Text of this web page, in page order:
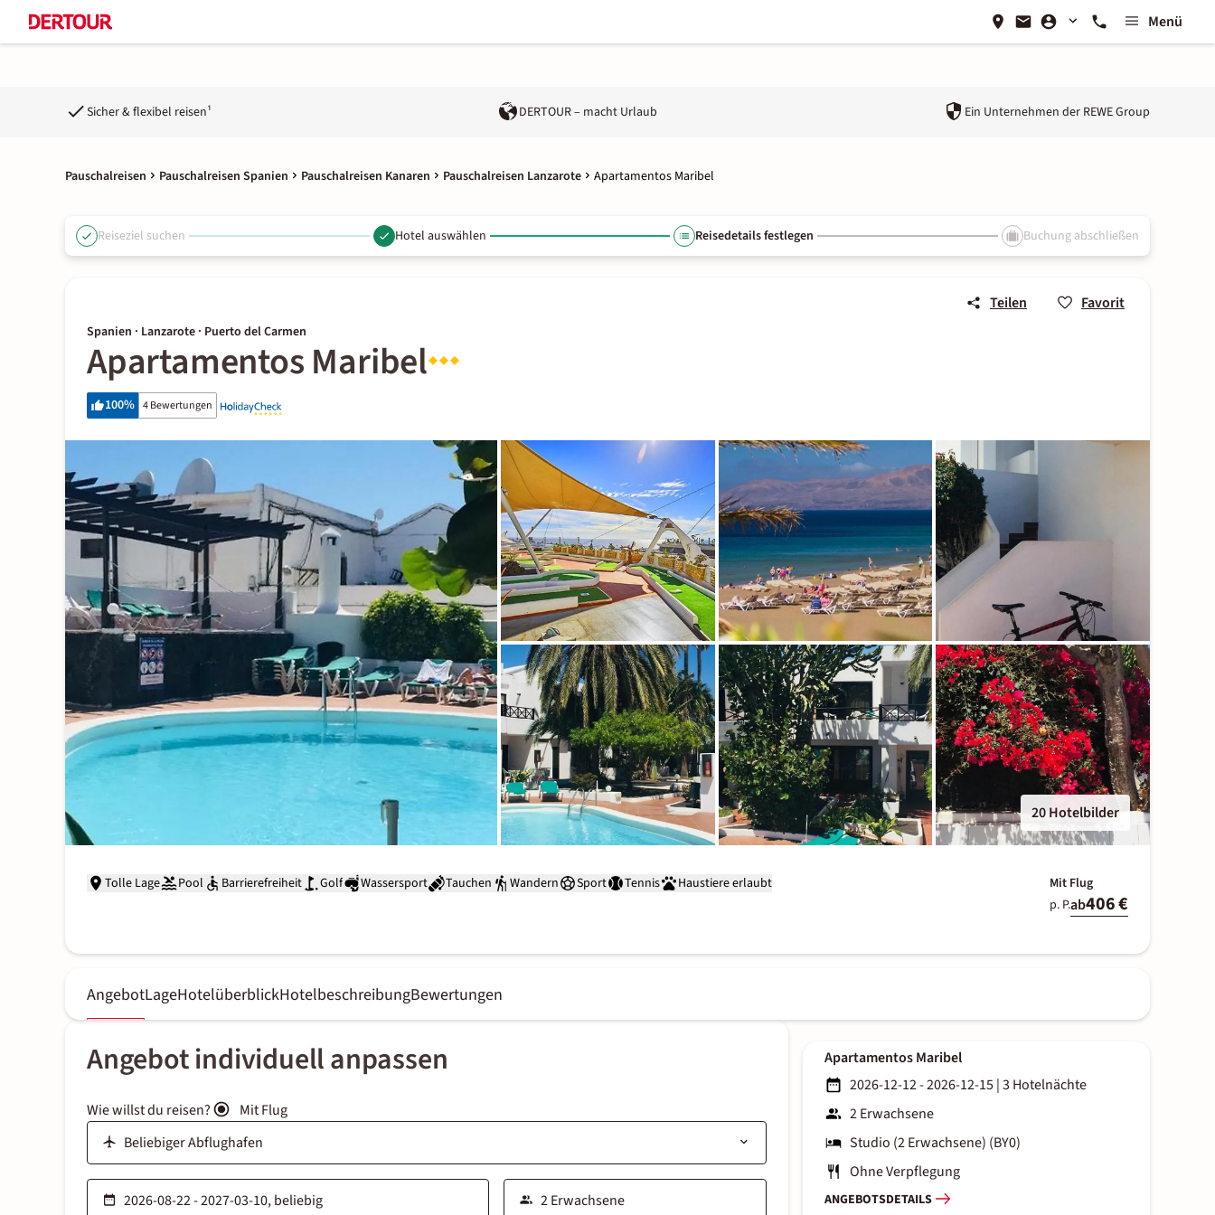
Menü
Sicher & flexibel reisen¹ DERTOUR – macht Urlaub Ein Unternehmen der REWE Group
Pauschalreisen Pauschalreisen Spanien Pauschalreisen Kanaren Pauschalreisen Lanzarote Apartamentos Maribel
Reiseziel suchen Hotel auswählen Reisedetails festlegen Buchung abschließen
Teilen Favorit
Spanien · Lanzarote · Puerto del Carmen
Apartamentos Maribel
100% 4 Bewertungen
20 Hotelbilder
Tolle Lage Pool Barrierefreiheit Golf Wassersport Tauchen Wandern Sport Tennis Haustiere erlaubt
Mit Flug
p. P.ab406 €
AngebotLageHotelüberblickHotelbeschreibungBewertungen
Angebot individuell anpassen
Wie willst du reisen? Mit Flug
Apartamentos Maribel
2026-12-12 - 2026-12-15|3 Hotelnächte
2 Erwachsene
Studio (2 Erwachsene) (BY0)
Ohne Verpflegung
ANGEBOTSDETAILS